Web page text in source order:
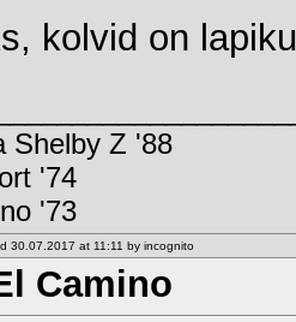
kolvid on
Shelby Z '88
'74
'73
30.07.2017 at 11:11 by incognito
Camino